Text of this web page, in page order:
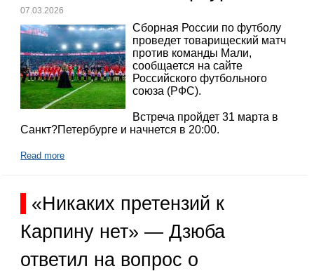
07.03.2026
Сборная России по футболу
проведет товарищеский матч
против команды Мали,
сообщается на сайте
Российского футбольного
союза (РФС).
Встреча пройдет 31 марта в
Санкт?Петербурге и начнется в 20:00.
Read more
«Никаких претензий к
Карпину нет» — Дзюба
ответил на вопрос о